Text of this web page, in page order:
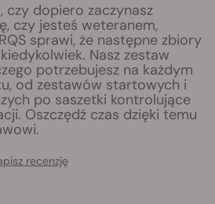
czy dopiero zaczynasz
czy jesteś weteranem,
sprawi, że następne zbiory
Nasz zestaw
potrzebujesz na każdym
od zestawów startowych i
po saszetki kontrolujące
Oszczędź czas dzięki temu
recenzję